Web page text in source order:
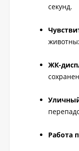
секунд.
ЖК-
Работа